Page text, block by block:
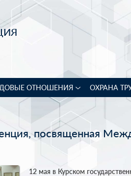
ОТНОШЕНИЯ ОХРАНА
посвященная
12 мая в Курском